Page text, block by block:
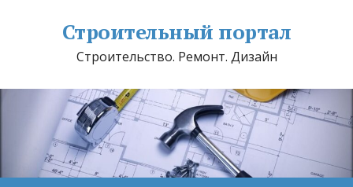
Строительный портал
Строительство. Ремонт. Дизайн